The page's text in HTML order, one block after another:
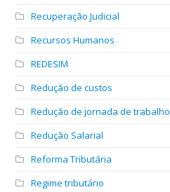
Recuperação Judicial
Recursos Humanos
REDESIM
Redução de custos
Redução de jornada de trabalho
Redução Salarial
Reforma Tributária
Regime tributário